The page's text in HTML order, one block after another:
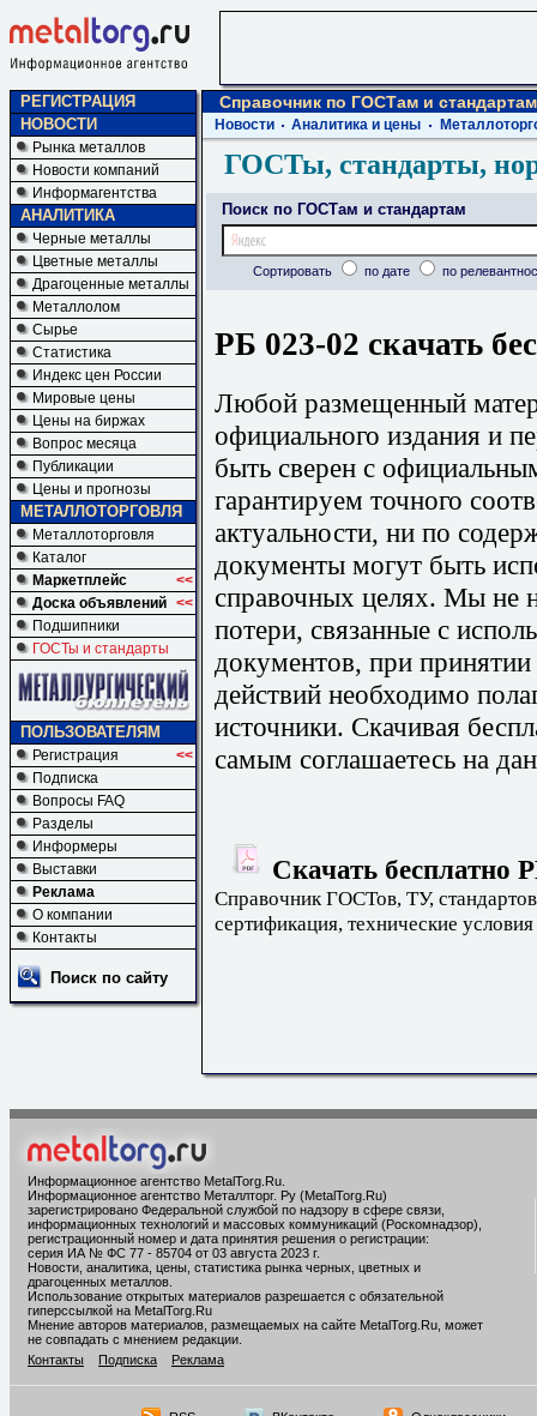
РЕГИСТРАЦИЯ
НОВОСТИ
Рынка металлов
Новости компаний
Информагентства
АНАЛИТИКА
Черные металлы
Цветные металлы
Драгоценные металлы
Металлолом
Сырье
Статистика
Индекс цен России
Мировые цены
Цены на биржах
Вопрос месяца
Публикации
Цены и прогнозы
МЕТАЛЛОТОРГОВЛЯ
Металлоторговля
Каталог
Маркетплейс
<<
Доска объявлений <<
Подшипники
ГОСТы и стандарты
ПОЛЬЗОВАТЕЛЯМ
Регистрация
<<
Подписка
Вопросы FAQ
Разделы
Информеры
Выставки
Реклама
О компании
Контакты
Поиск по сайту
Справочник по ГОСТам и стандартам
Новости Аналитика и цены
ГОСТы, стандарты,
Поиск по ГОСТам и стандартам
Сортировать по дате по
РБ 023-02 скачать
Любой размещенный
официального издания и
быть сверен с
гарантируем точного
актуальности, ни по
документы могут быть
справочных целях. Мы не
потери, связанные с
документов, при
действий необходимо
источники. Скачивая
самым соглашаетесь на
Скачать бесплатно
Справочник ГОСТов, ТУ,
сертификация, технические условия
Информационное агентство MetalTorg.Ru
Информационное агентство Металлторг. Ру (MetalTorg.Ru)
зарегистрировано Федеральной службой по надзору в сфере связи,
информационных технологий и массовых коммуникаций (Роскомнадзор),
регистрационный номер и дата принятия решения о регистрации:
серия ИА № ФС 77 - 85704 от 03 августа 2023 г.
Новости, аналитика, цены, статистика рынка черных, цветных и
драгоценных металлов.
Использование открытых материалов разрешается с обязательной
гиперссылкой на MetalTorg.Ru
Мнение авторов материалов, размещаемых на сайте MetalTorg.Ru, может
не совпадать с мнением редакции.
Контакты
Подписка Реклама